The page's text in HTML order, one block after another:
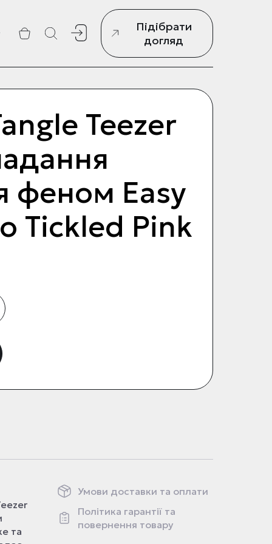
Підібрати
догляд
Teezer
феном Easy
Tickled Pink
та
Умови доставки та оплати
Політика гарантії та
повернення товару